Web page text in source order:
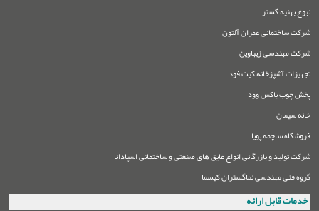
نبوغ بهنیه گستر
شرکت ساختمانی عمران آلتون
شرکت مهندسی زیباوین
تجهیزات آشپزخانه کیت فود
پخش چوب باکس وود
خانه سیمان
فروشگاه ساچمه پویا
شرکت تولید و بازرگانی انواع عایق های صنعتی و ساختمانی اسپادانا
گروه فنی مهندسی نماگستران کیسما
خدمات قابل ارائه